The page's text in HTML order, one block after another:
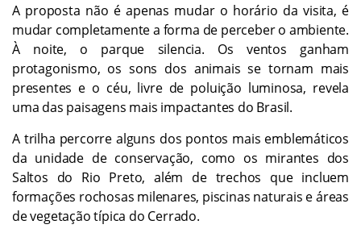
A proposta não é apenas mudar o horário da visita, é
mudar completamente a forma de perceber o ambiente.
À noite, o parque silencia. Os ventos ganham
protagonismo, os sons dos animais se tornam mais
presentes e o céu, livre de poluição luminosa, revela
uma das paisagens mais impactantes do Brasil.
A trilha percorre alguns dos pontos mais emblemáticos
da unidade de conservação, como os mirantes dos
Saltos do Rio Preto, além de trechos que incluem
formações rochosas milenares, piscinas naturais e áreas
de vegetação típica do Cerrado.